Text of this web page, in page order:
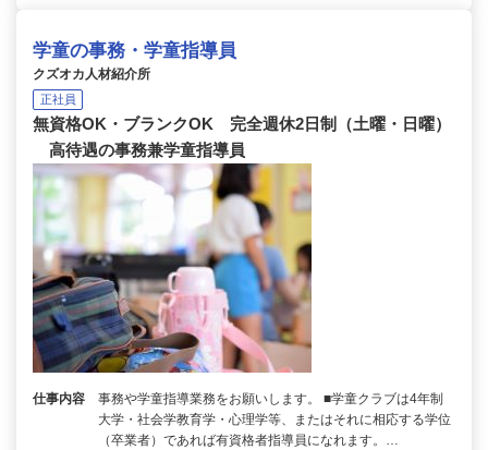
学童の事務・学童指導員
クズオカ人材紹介所
正社員
無資格OK・ブランクOK 完全週休2日制（土曜・日曜）
高待遇の事務兼学童指導員
仕事内容
事務や学童指導業務をお願いします。 ■学童クラブは4年制
大学・社会学教育学・心理学等、またはそれに相応する学位
（卒業者）であれば有資格者指導員になれます。…